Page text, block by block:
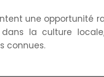
une opportunité
la culture
connues.